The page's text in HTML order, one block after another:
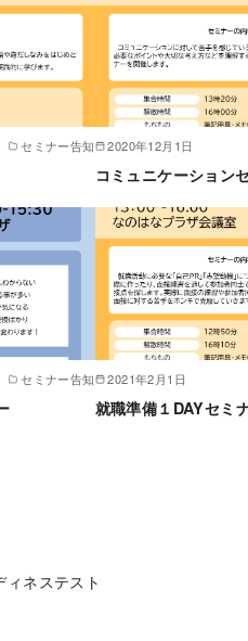
セミナー告知 2020年12月1日
コミュニケーション
セミナー告知 2021年2月1日
就職準備１DAYセミ
ィネステスト